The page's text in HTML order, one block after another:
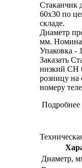
Стаканчик
60х30 по
складе.
Диаметр
мм.
Упаковка -
Заказать
низкий СН
розницу на
номеру
Подробнее
Диаметр,